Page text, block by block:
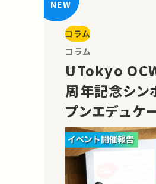
コラム
コラム
UTokyo
周年記念シン
プンエデュケ
来」の様子を